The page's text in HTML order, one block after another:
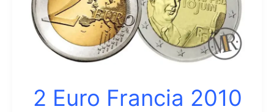
30°
anniversario
Festa
Musica
2 Euro Francia 2010